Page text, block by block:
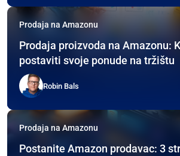
Prodaja na Amazonu
Prodaja proizvoda na Amazonu:
postaviti svoje ponude na tržištu
Robin Bals
Prodaja na Amazonu
Postanite Amazon prodavac: 3